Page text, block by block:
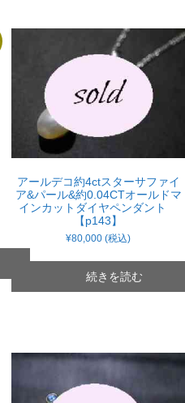
アールデコ約4ctスターサファイ
ア&パール&約0.04CTオールドマ
インカットダイヤペンダント
【p143】
¥80,000 (税込)
続きを読む